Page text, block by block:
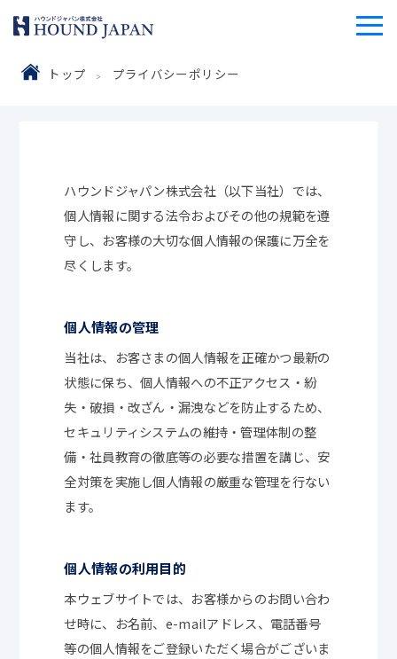
トップ プライバシーポリシー
ハウンドジャパン株式会社（以下当社）では、
個人情報に関する法令およびその他の規範を遵
守し、お客様の大切な個人情報の保護に万全を
尽くします。
個人情報の管理
当社は、お客さまの個人情報を正確かつ最新の
状態に保ち、個人情報への不正アクセス・紛
失・破損・改ざん・漏洩などを防止するため、
セキュリティシステムの維持・管理体制の整
備・社員教育の徹底等の必要な措置を講じ、安
全対策を実施し個人情報の厳重な管理を行ない
ます。
個人情報の利用目的
本ウェブサイトでは、お客様からのお問い合わ
せ時に、お名前、e-mailアドレス、電話番号
等の個人情報をご登録いただく場合がございま